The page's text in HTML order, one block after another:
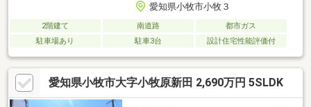
愛知県小牧市小牧３
2階建て 南道路
都市ガス
駐車場あり
駐車3台 設計住宅性能評価付
愛知県小牧市大字小牧原新田 2,690万円 5SLDK